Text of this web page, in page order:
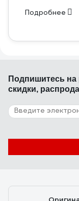
Подробнее
Подпишитесь на
скидки,